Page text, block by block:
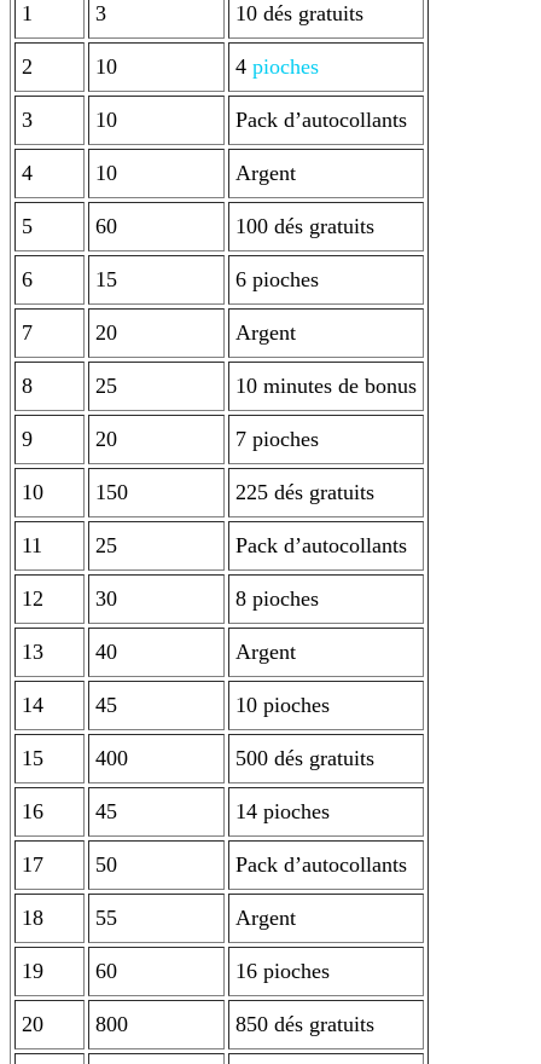
1 3 10 dés gratuits
2 10 4 pioches
3 10 Pack d’autocollants
4 10 Argent
5 60 100 dés gratuits
6 15 6 pioches
7 20 Argent
8 25 10 minutes de bonus
9 20 7 pioches
10 150 225 dés gratuits
11 25 Pack d’autocollants
12 30 8 pioches
13 40 Argent
14 45 10 pioches
15 400 500 dés gratuits
16 45 14 pioches
17 50 Pack d’autocollants
18 55 Argent
19 60 16 pioches
20 800 850 dés gratuits